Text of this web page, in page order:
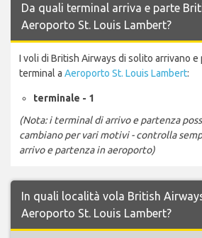
Da quali terminal arriva e parte
Aeroporto St. Louis Lambert?
I voli di British Airways di solito arrivano
terminal a Aeroporto St. Louis Lambert:
terminale - 1
(Nota: i terminal di arrivo e partenza
cambiano per vari motivi - controlla
arrivo e partenza in aeroporto)
In quali località vola British
Aeroporto St. Louis Lambert?